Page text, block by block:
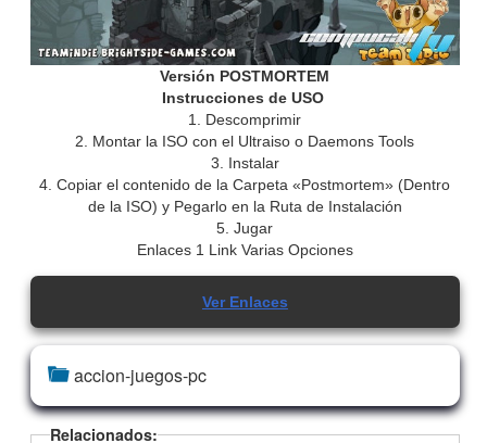
Versión POSTMORTEM
Instrucciones de USO
1. Descomprimir
2. Montar la ISO con el Ultraiso o Daemons Tools
3. Instalar
4. Copiar el contenido de la Carpeta «Postmortem» (Dentro
de la ISO) y Pegarlo en la Ruta de Instalación
5. Jugar
Enlaces 1 Link Varias Opciones
Ver Enlaces
accion-juegos-pc
Relacionados: